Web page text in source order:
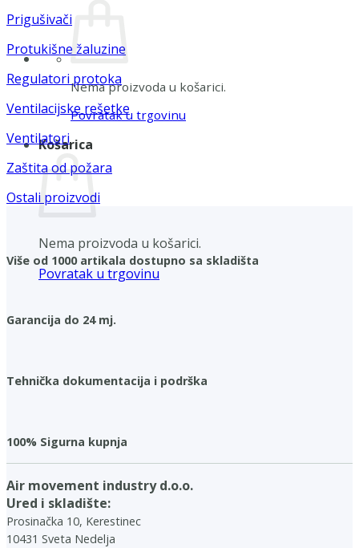
Nema proizvoda u košarici.
Povratak u trgovinu
Košarica
Nema proizvoda u košarici.
Povratak u trgovinu
Prigušivači
Protukišne žaluzine
Regulatori protoka
Ventilacijske rešetke
Ventilatori
Zaštita od požara
Ostali proizvodi
Više od 1000 artikala dostupno sa skladišta
Garancija do 24 mj.
Tehnička dokumentacija i podrška
100% Sigurna kupnja
Air movement industry d.o.o.
Ured i skladište:
Prosinačka 10, Kerestinec
10431 Sveta Nedelja